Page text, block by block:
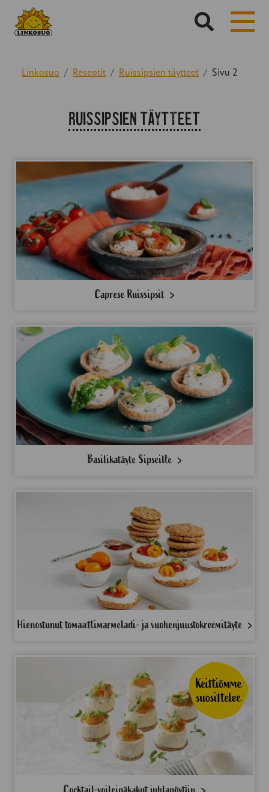
sivustolta:
Linkosuo Reseptit Ruissipsien täytteet Sivu 2
Reseptiteema:
Ruissipsien täytteet
Caprese Ruissipsit
Basilikatäyte Sipseille
Hienostunut tomaattimarmeladi- ja vuohenjuustokreemitäyte